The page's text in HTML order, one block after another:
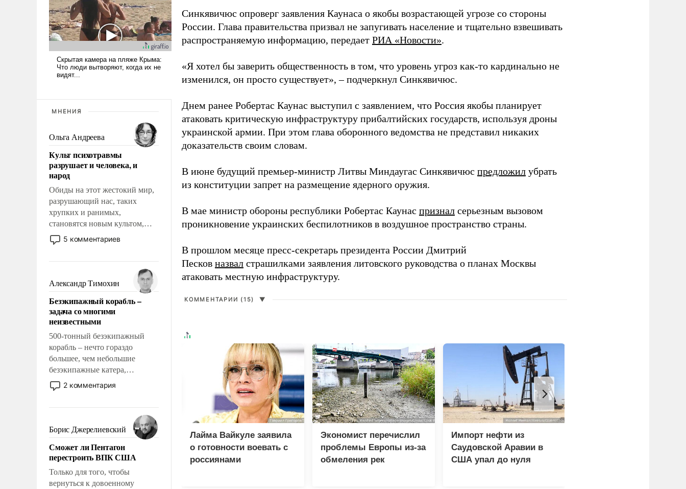
МНЕНИЯ
Ольга Андреева
Культ психотравмы
разрушает и человека, и
народ
Обиды на этот жестокий мир,
разрушающий нас, таких
хрупких и ранимых,
становятся новым культом,
постепенно вытесняя и
отменяя традиционное
мужественным и твердым под
ударами судьбы, брать на себя
ответственность, помогать
слабым, идти вперед и
адаптироваться.
5 комментариев
Александр Тимохин
Безэкипажный корабль –
задача со многими
неизвестными
500-тонный безэкипажный
корабль – нечто гораздо
большее, чем небольшие
безэкипажные катера,
применение которых уже
стало обыденностью. Задача по
сложна и амбициозна. Однако
и ее реализация радикально
поднимет наши боевые
возможности.
2 комментария
Борис Джерелиевский
Сможет ли Пентагон
перестроить ВПК США
Только для того, чтобы
вернуться к довоенному
Синкявичюс опроверг заявления Каунаса о якобы возрастающей угрозе со стороны
России. Глава правительства призвал не запугивать население и тщательно взвешивать
распространяемую информацию, передает РИА «Новости».
«Я хотел бы заверить общественность в том, что уровень угроз как-то кардинально не
изменился, он просто существует», – подчеркнул Синкявичюс.
Днем ранее Робертас Каунас выступил с заявлением, что Россия якобы планирует
атаковать критическую инфраструктуру прибалтийских государств, используя дроны
украинской армии. При этом глава оборонного ведомства не представил никаких
доказательств своим словам.
В июне будущий премьер-министр Литвы Миндаугас Синкявичюс предложил убрать
из конституции запрет на размещение ядерного оружия.
В мае министр обороны республики Робертас Каунас признал серьезным вызовом
проникновение украинских беспилотников в воздушное пространство страны.
В прошлом месяце пресс-секретарь президента России Дмитрий
Песков назвал страшилками заявления литовского руководства о планах Москвы
атаковать местную инфраструктуру.
КОММЕНТАРИИ (15) ▼
Лайма Вайкуле заявила
о готовности воевать с
россиянами
Экономист перечислил
проблемы Европы из-за
обмеления рек
Импорт нефти из
Саудовской Аравии в
США упал до нуля